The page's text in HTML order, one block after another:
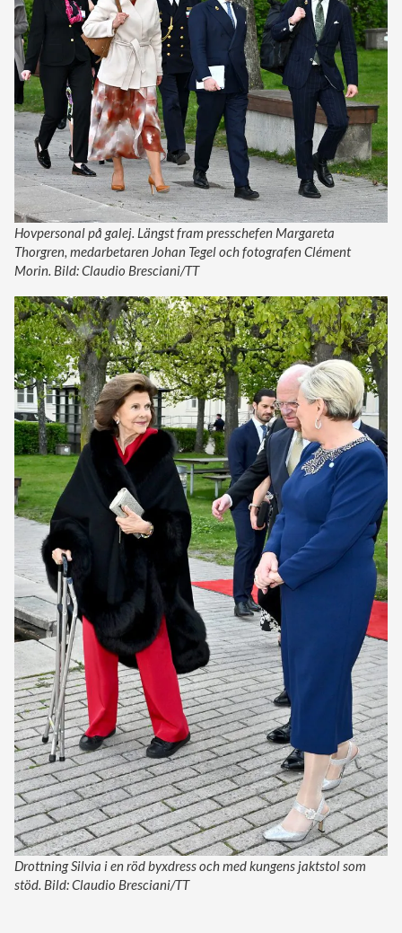
Hovpersonal på galej. Längst fram presschefen Margareta
Thorgren, medarbetaren Johan Tegel och fotografen Clément
Morin. Bild: Claudio Bresciani/TT
Drottning Silvia i en röd byxdress och med kungens jaktstol som
stöd. Bild: Claudio Bresciani/TT